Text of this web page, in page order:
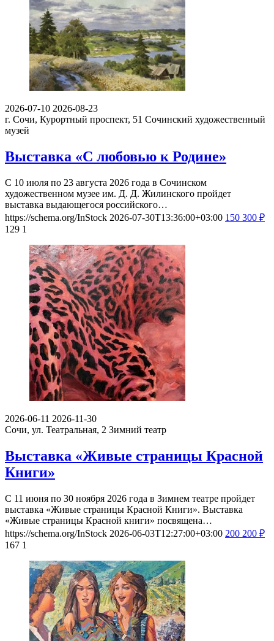
2026-07-10 2026-08-23
г. Сочи, Курортный проспект, 51 Сочинский художественный
музей
Выставка «С любовью к Родине»
С 10 июля по 23 августа 2026 года в Сочинском
художественном музее им. Д. Д. Жилинского пройдет
выставка выдающегося российского…
https://schema.org/InStock 2026-07-30T13:36:00+03:00 150 300 ₽
129 1
2026-06-11 2026-11-30
Сочи, ул. Театральная, 2 Зимний театр
Выставка «Живые страницы Красной
Книги»
С 11 июня по 30 ноября 2026 года в Зимнем театре пройдет
выставка «Живые страницы Красной Книги». Выставка
«Живые страницы Красной книги» посвящена…
https://schema.org/InStock 2026-06-03T12:27:00+03:00 200 200 ₽
167 1